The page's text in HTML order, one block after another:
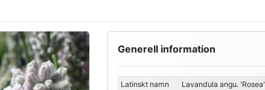
Generell information
Latinskt namn
Lavandula angu. 'Rosea'